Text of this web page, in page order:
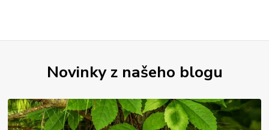
Novinky z našeho blogu